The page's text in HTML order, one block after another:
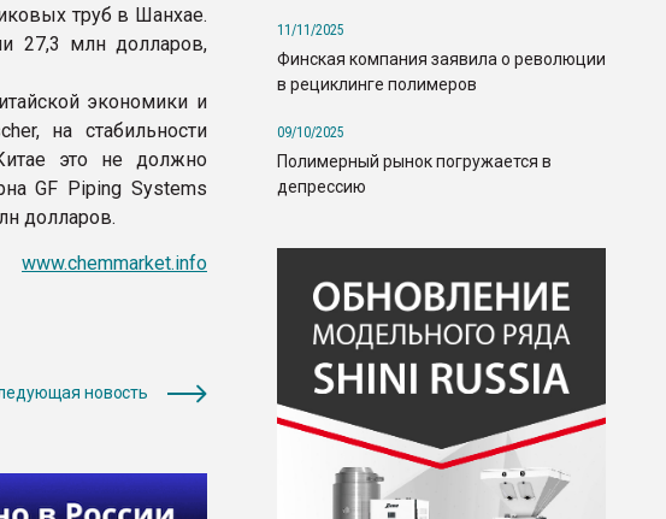
труб в Шанхае.
27,3 млн долларов,
экономики и
на стабильности
это не должно
GF Piping Systems
долларов.
www.chemmarket.info
новость
11/11/2025
Финская компания заявила о революции
в рециклинге полимеров
09/10/2025
Полимерный рынок погружается в
депрессию